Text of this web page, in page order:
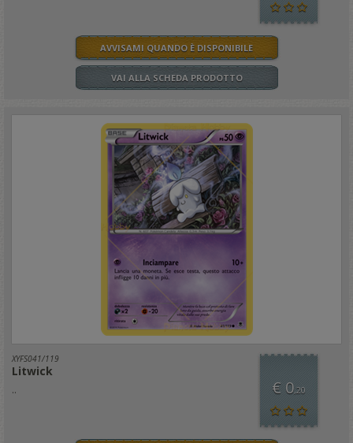
AVVISAMI QUANDO È DISPONIBILE
VAI ALLA SCHEDA PRODOTTO
XYFS041/119
Litwick
.. € 0,20